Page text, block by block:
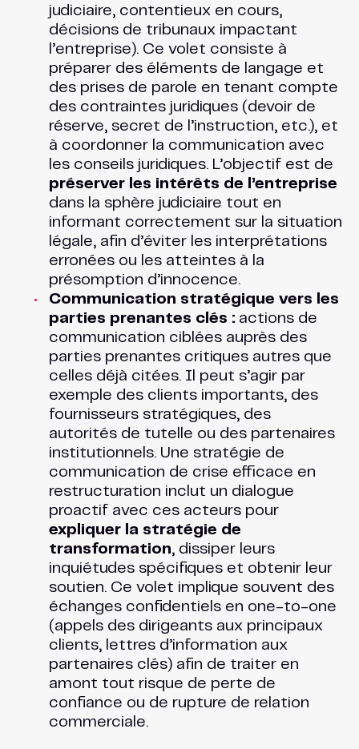
judiciaire, contentieux en cours,
décisions de tribunaux impactant
l’entreprise). Ce volet consiste à
préparer des éléments de langage et
des prises de parole en tenant compte
des contraintes juridiques (devoir de
réserve, secret de l’instruction, etc.), et
à coordonner la communication avec
les conseils juridiques. L’objectif est de
préserver les intérêts de l’entreprise
dans la sphère judiciaire tout en
informant correctement sur la situation
légale, afin d’éviter les interprétations
erronées ou les atteintes à la
présomption d’innocence.
Communication stratégique vers les
parties prenantes clés :actions de
communication ciblées auprès des
parties prenantes critiques autres que
celles déjà citées. Il peut s’agir par
exemple des clients importants, des
fournisseurs stratégiques, des
autorités de tutelle ou des partenaires
institutionnels. Une stratégie de
communication de crise efficace en
restructuration inclut un dialogue
proactif avec ces acteurs pour
expliquer la stratégie de
transformation, dissiper leurs
inquiétudes spécifiques et obtenir leur
soutien. Ce volet implique souvent des
échanges confidentiels en one-to-one
(appels des dirigeants aux principaux
clients, lettres d’information aux
partenaires clés) afin de traiter en
amont tout risque de perte de
confiance ou de rupture de relation
commerciale.